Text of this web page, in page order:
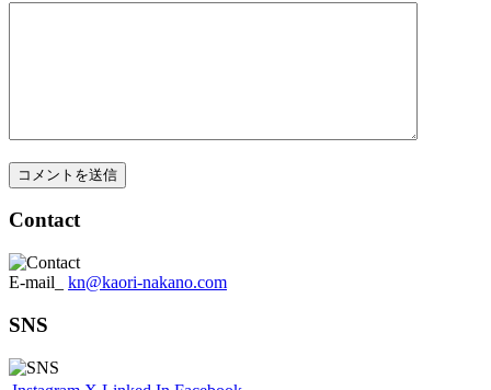
Contact
E-mail_ kn@kaori-nakano.com
SNS